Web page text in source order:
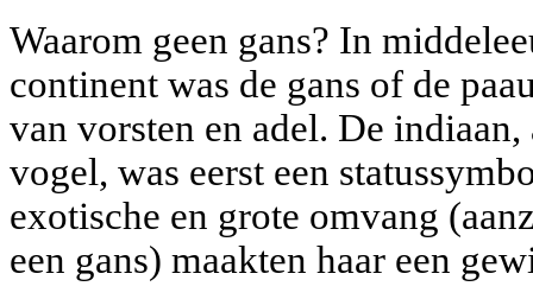
Waarom geen gans? In
continent was de gans of de
van vorsten en adel. De
vogel, was eerst een
exotische en grote omvang
een gans) maakten haar een